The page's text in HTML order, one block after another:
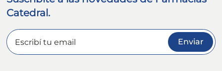
Catedral.
Enviar